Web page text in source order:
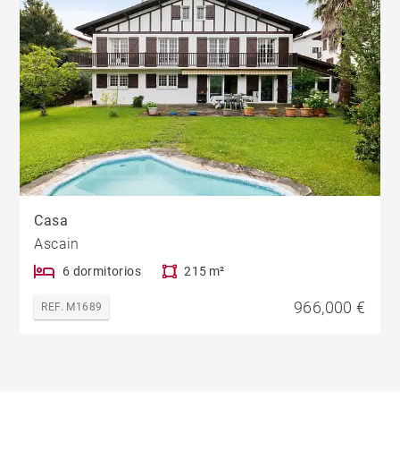
Casa
Ascain
6 dormitorios 215 m²
REF. M1689 966,000 €